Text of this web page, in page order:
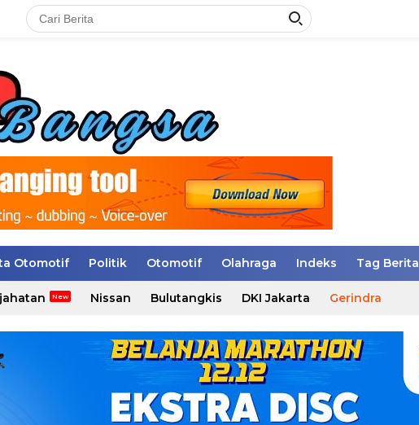
Otomotif Politik Otomotif Olahraga Indeks Tag Berita
Nissan Bulutangkis DKI Jakarta Gerindra